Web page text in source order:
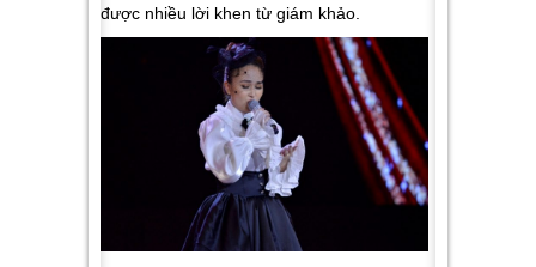
được nhiều lời khen từ giám khảo.